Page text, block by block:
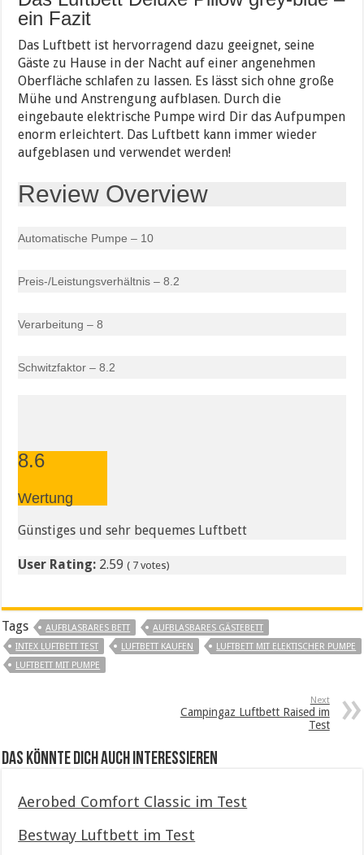
ein Fazit
Das Luftbett ist hervorragend dazu geeignet, seine
Gäste zu Hause in der Nacht auf einer angenehmen
Oberfläche schlafen zu lassen. Es lässt sich ohne große
Mühe und Anstrengung aufblasen. Durch die
eingebaute elektrische Pumpe wird Dir das Aufpumpen
enorm erleichtert. Das Luftbett kann immer wieder
aufgeblasen und verwendet werden!
Review Overview
Automatische Pumpe – 10
Preis-/Leistungsverhältnis – 8.2
Verarbeitung – 8
Schwitzfaktor – 8.2
8.6
Wertung
Günstiges und sehr bequemes Luftbett
User Rating: 2.59 ( 7 votes)
Tags AUFBLASBARES BETT
AUFBLASBARES GÄSTEBETT
INTEX LUFTBETT TEST
LUFTBETT KAUFEN
LUFTBETT MIT ELEKTISCHER PUMPE
LUFTBETT MIT PUMPE
Next
Campingaz Luftbett Raised im
Test
Das könnte dich auch interessieren
Aerobed Comfort Classic im Test
Bestway Luftbett im Test